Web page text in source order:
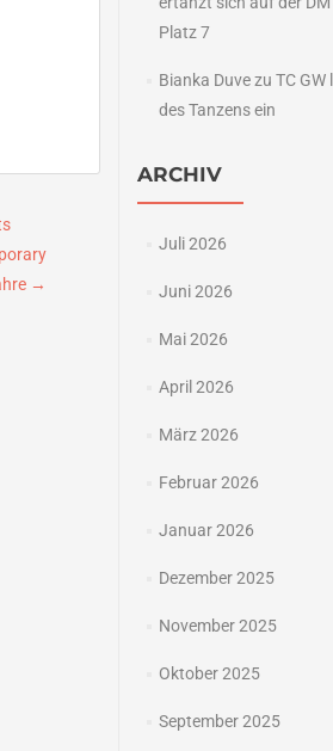
→
Platz 7
Bianka Duvezu TC GW
des Tanzens ein
ARCHIV
Juli 2026
Juni 2026
Mai 2026
April 2026
März 2026
Februar 2026
Januar 2026
Dezember 2025
November 2025
Oktober 2025
September 2025